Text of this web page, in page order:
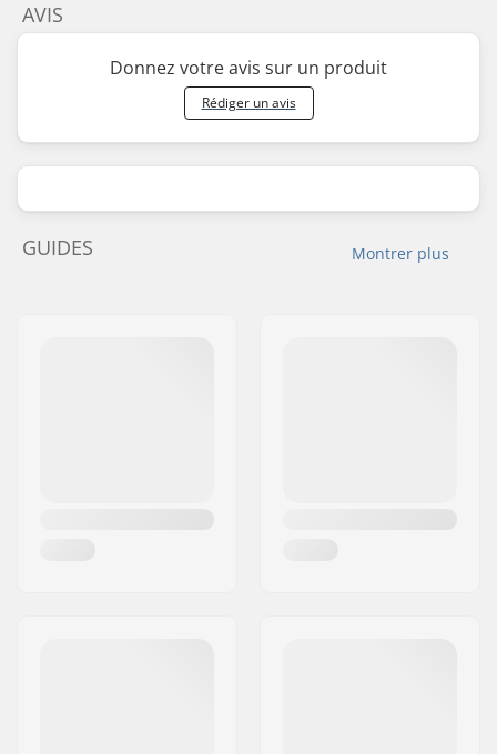
AVIS
Donnez votre avis sur un produit
Rédiger un avis
Montrer plus
GUIDES